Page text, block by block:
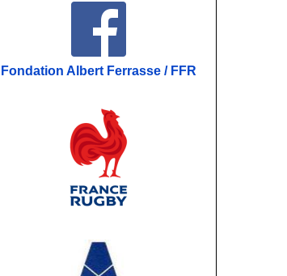
Fondation Albert Ferrasse / FFR